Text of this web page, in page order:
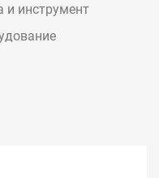
и инструмент